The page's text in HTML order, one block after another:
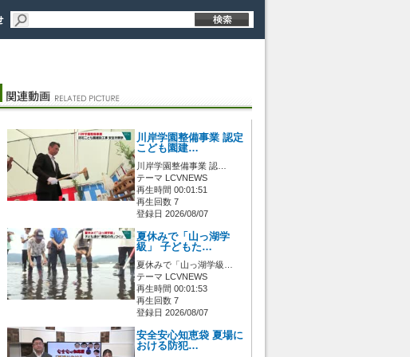
川岸学園整備事業 認定
こども園建…
川岸学園整備事業 認…
テーマ LCVNEWS
再生時間 00:01:51
再生回数 7
登録日 2026/08/07
夏休みで「山っ湖学
級」 子どもた…
夏休みで「山っ湖学級…
テーマ LCVNEWS
再生時間 00:01:53
再生回数 7
登録日 2026/08/07
安全安心知恵袋 夏場に
おける防犯…